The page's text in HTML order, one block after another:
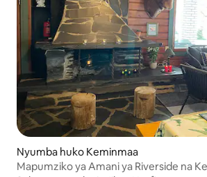
Nyumba huko Keminmaa
Mapumziko ya Amani ya Riverside na